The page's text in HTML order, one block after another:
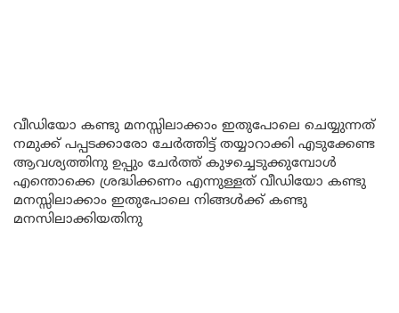
വീഡിയോ കണ്ടു മനസ്സിലാക്കാം ഇതുപോലെ ചെയ്യുന്നത്
നമുക്ക് പപ്പടക്കാരോ ചേർത്തിട്ട് തയ്യാറാക്കി എടുക്കേണ്ട
ആവശ്യത്തിനു ഉപ്പും ചേർത്ത് കുഴച്ചെടുക്കുമ്പോൾ
എന്തൊക്കെ ശ്രദ്ധിക്കണം എന്നുള്ളത് വീഡിയോ കണ്ടു
മനസ്സിലാക്കാം ഇതുപോലെ നിങ്ങൾക്ക് കണ്ടു
മനസിലാക്കിയതിനു